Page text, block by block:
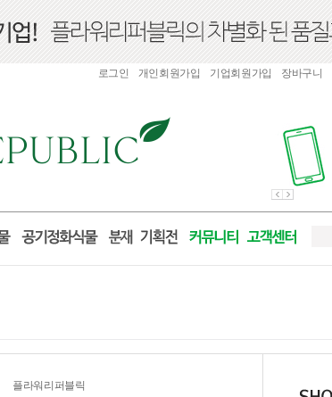
로그인 개인회원가입 기업회원가입 장바구니
플라워리퍼블릭